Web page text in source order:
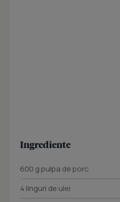
Ingrediente
600 g pulpa de porc
4 linguri de ulei